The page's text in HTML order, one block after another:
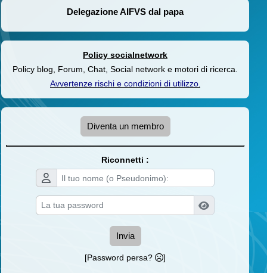
Delegazione AIFVS dal papa
Policy socialnetwork
Policy blog, Forum, Chat, Social network e motori di ricerca.
Avvertenze rischi e condizioni di utilizzo.
Diventa un membro
Riconnetti :
Invia
[Password persa? ]